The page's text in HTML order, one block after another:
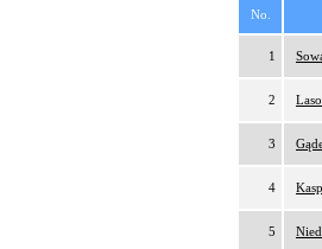
No.
1
2
3
4
5